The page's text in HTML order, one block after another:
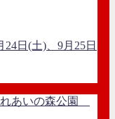
日(土)、9月25日
あいの森公園